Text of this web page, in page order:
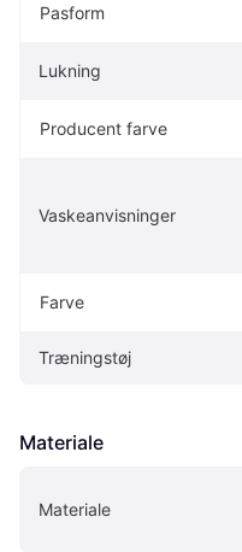
Pasform
Lukning
Producent farve
Vaskeanvisninger
Farve
Træningstøj
Materiale
Materiale